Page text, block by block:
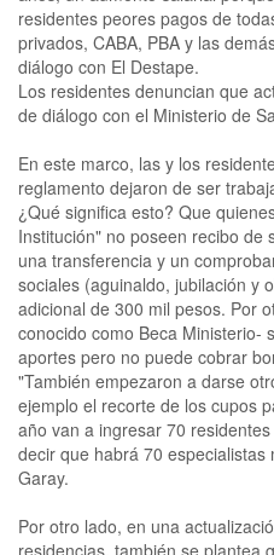
residentes peores pagos de
privados, CABA, PBA y las
diálogo con El Destape.
Los residentes denuncian que
de diálogo con el Ministerio de
En este marco, las y los
reglamento dejaron de ser
¿Qué significa esto? Que
Institución" no poseen recibo de
una transferencia y un
sociales (aguinaldo, jubilación y
adicional de 300 mil pesos. Por
conocido como Beca Ministerio-
aportes pero no puede cobrar
"También empezaron a darse
ejemplo el recorte de los cupos
año van a ingresar 70
decir que habrá 70
Garay.
Por otro lado, en una
residencias, también se plantea